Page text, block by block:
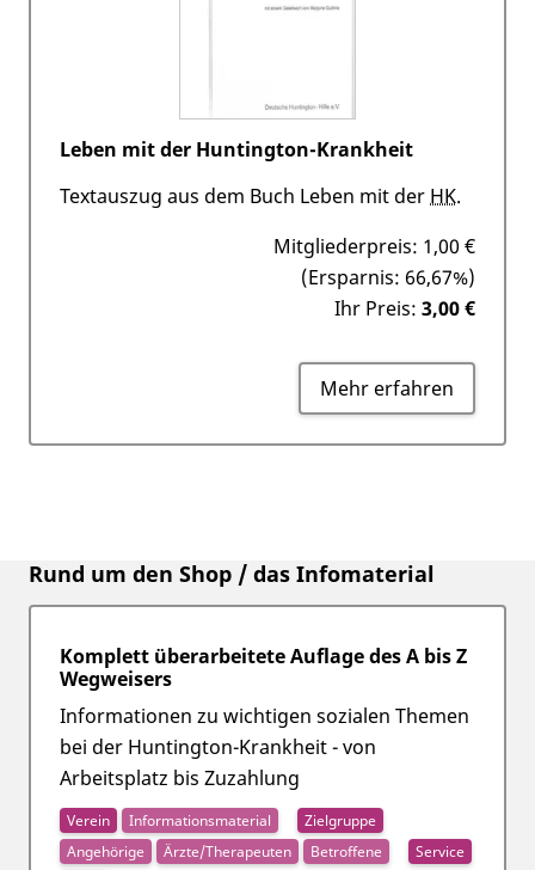
Leben mit der Huntington-Krankheit
Textauszug aus dem Buch Leben mit der HK.
Mitgliederpreis: 1,00 €
(Ersparnis: 66,67%)
Ihr Preis: 3,00 €
Mehr erfahren
Rund um den Shop / das Infomaterial
Komplett überarbeitete Auflage des A bis Z
Wegweisers
Informationen zu wichtigen sozialen Themen
bei der Huntington-Krankheit - von
Arbeitsplatz bis Zuzahlung
Verein Informationsmaterial
Zielgruppe
Angehörige
Ärzte/Therapeuten Betroffene
Service